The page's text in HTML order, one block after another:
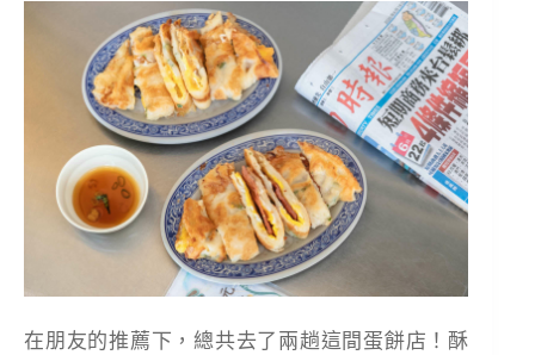
在朋友的推薦下，總共去了兩趟這間蛋餅店！酥